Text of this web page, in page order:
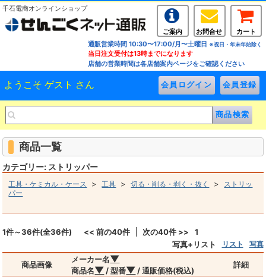
千石電商オンラインショップ
ご案内 お問合せ
カート
通販営業時間 10:30〜17:00/月〜土曜日 ※祝日・年末年始除く
当日注文受付は13時までになります
店舗の営業時間は各店舗案内ページをご確認ください
ようこそ ゲスト さん
商品一覧
カテゴリー: ストリッパー
工具・ケミカル・ケース > 工具 >切る・削る・剥く・抜く > ストリッ
パー
1件～36件(全36件) << 前の40件 次の40件 >>
1
写真+リスト
リスト 写真
商品画像
メーカー名▼
商品名▼ / 型番▼ / 通販価格(税込)
詳細